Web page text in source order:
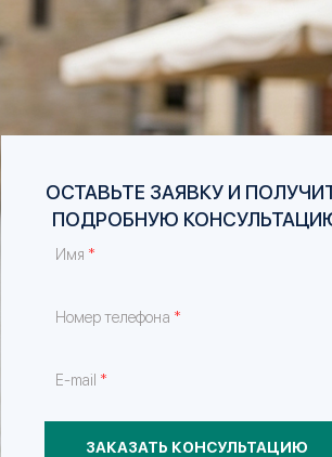
качества
ОСТАВЬТЕ ЗАЯВКУ И
ПОДРОБНУЮ
Имя *
Номер телефона *
E-mail *
ЗАКАЗАТЬ КОНСУЛЬТАЦИЮ